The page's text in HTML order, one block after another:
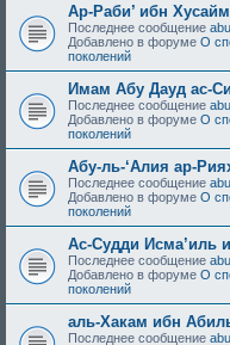
Ар-Раби’ ибн
Последнее сообщение
Добавлено в форуме О
поколений
Имам Абу Дауд ас-
Последнее сообщение
Добавлено в форуме О
поколений
Абу-ль-‘Алия ар-
Последнее сообщение
Добавлено в форуме О
поколений
Ас-Судди Исма’иль
Последнее сообщение
Добавлено в форуме О
поколений
аль-Хакам ибн
Последнее сообщение